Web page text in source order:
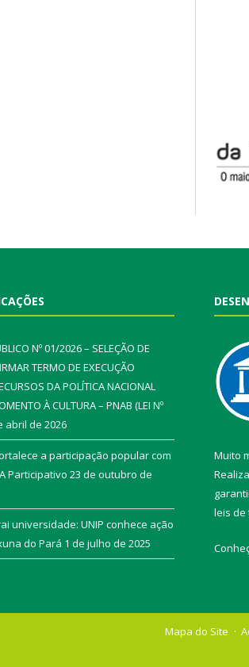
Nº 01/2026 – SELEÇÃO DE
TERMO DE EXECUÇÃO
DA POLÍTICA NACIONAL
À CULTURA – PNAB (LEI Nº
abril de 2026
a participação popular com
Participativo 23 de outubro de
universidade: UNIP conhece ação
do Pará 1 de julho de 2025
Muito
leis de
Mapa do Site